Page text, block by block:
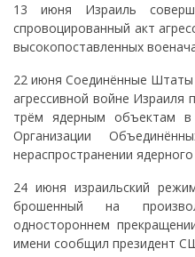
13 июня Израиль
спровоцированный акт
высокопоставленных
22 июня Соединённые Штаты
агрессивной войне Израиля
трём ядерным объектам
Организации
нераспространении
24 июня израильский
брошенный на
одностороннем
имени сообщил президент